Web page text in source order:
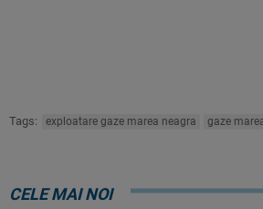
Tags: exploatare gaze marea neagra gaze
CELE MAI NOI